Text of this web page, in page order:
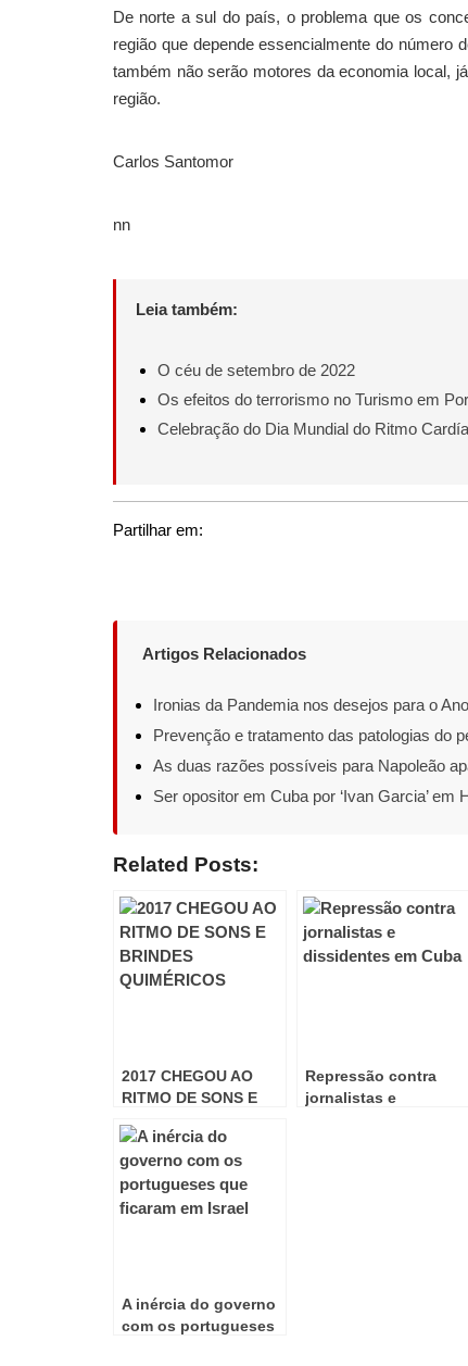
De norte a sul do país, o problema que os
região que depende essencialmente do número
também não serão motores da economia local,
região.
Carlos Santomor
nn
Leia também:
O céu de setembro de 2022
Os efeitos do terrorismo no Turismo em
Celebração do Dia Mundial do Ritmo
Partilhar em:
Artigos Relacionados
Ironias da Pandemia nos desejos para o
Prevenção e tratamento das patologias do
As duas razões possíveis para Napoleão
Ser opositor em Cuba por ‘Ivan Garcia’ em
Related Posts:
2017 CHEGOU AO
RITMO DE SONS E
QUIMÉRICOS
Repressão contra
jornalistas e
A inércia do governo
com os portugueses